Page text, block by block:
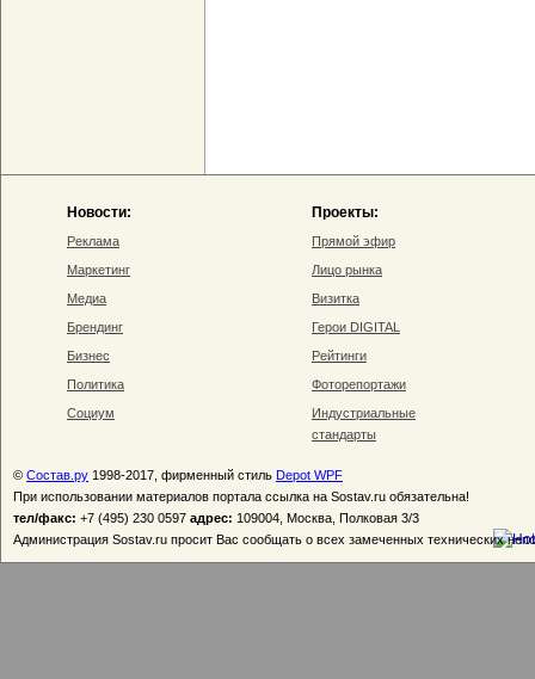
Новости:
Реклама
Маркетинг
Медиа
Брендинг
Бизнес
Политика
Социум
Проекты:
Прямой эфир
Лицо рынка
Визитка
Герои DIGITAL
Рейтинги
Фоторепортажи
Индустриальные
стандарты
© Состав.ру 1998-2017, фирменный стиль Depot WPF
При использовании материалов портала ссылка на Sostav.ru обязательна!
тел/факс: +7 (495) 230 0597 адрес: 109004, Москва, Полковая 3/3
Администрация Sostav.ru просит Вас сообщать о всех замеченных технических